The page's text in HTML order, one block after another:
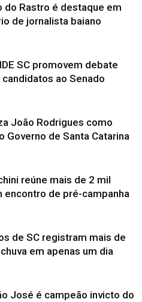
do Rastro é destaque em
de jornalista baiano
SC promovem debate
ao Senado
João Rodrigues como
Governo de Santa Catarina
reúne mais de 2 mil
encontro de pré-campanha
de SC registram mais de
em apenas um dia
José é campeão invicto do